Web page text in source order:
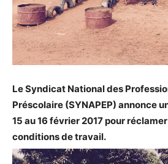
Le Syndicat National des
Préscolaire (SYNAPEP) annonce
15 au 16 février 2017 pour
conditions de travail.